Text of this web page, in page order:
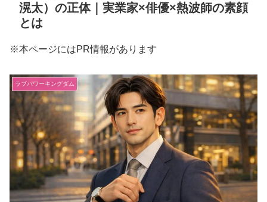
滉太）の正体｜実業家×俳優×熱波師の素顔
とは
※本ページにはPR情報があります
ラブパワーキングダム